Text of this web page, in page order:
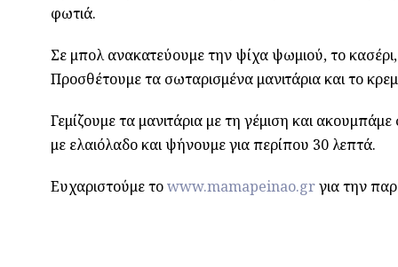
φωτιά.
Σε μπολ ανακατεύουμε την ψίχα ψωμιού, το κασέρι,
Προσθέτουμε τα σωταρισμένα μανιτάρια και το
Γεμίζουμε τα μανιτάρια με τη γέμιση και
με ελαιόλαδο και ψήνουμε για περίπου 30 λεπτά.
Ευχαριστούμε τοwww.mamapeinao.grγια την